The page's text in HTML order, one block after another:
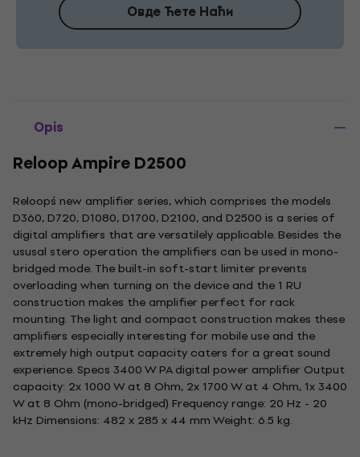
Овде Ћете Наћи
Opis
Reloop Ampire D2500
Reloop´s new amplifier series, which comprises the models
D360, D720, D1080, D1700, D2100, and D2500 is a series of
digital amplifiers that are versatilely applicable. Besides the
ususal stero operation the amplifiers can be used in mono-
bridged mode. The built-in soft-start limiter prevents
overloading when turning on the device and the 1 RU
construction makes the amplifier perfect for rack
mounting. The light and compact construction makes these
amplifiers especially interesting for mobile use and the
extremely high output capacity caters for a great sound
experience. Specs 3400 W PA digital power amplifier Output
capacity: 2x 1000 W at 8 Ohm, 2x 1700 W at 4 Ohm, 1x 3400
W at 8 Ohm (mono-bridged) Frequency range: 20 Hz - 20
kHz Dimensions: 482 x 285 x 44 mm Weight: 6.5 kg.